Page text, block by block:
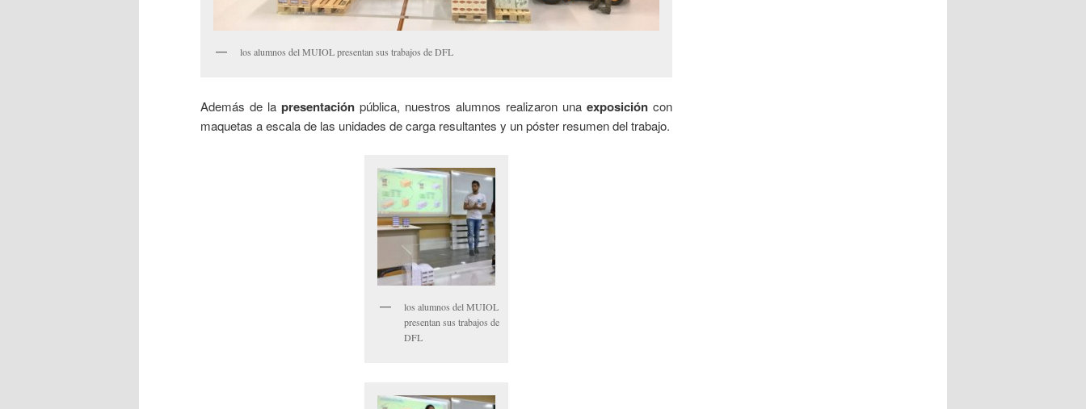
los alumnos del MUIOL presentan sus trabajos de DFL
Además de la presentación pública, nuestros alumnos realizaron una exposición con
maquetas a escala de las unidades de carga resultantes y un póster resumen del trabajo.
los alumnos del MUIOL
presentan sus trabajos de
DFL